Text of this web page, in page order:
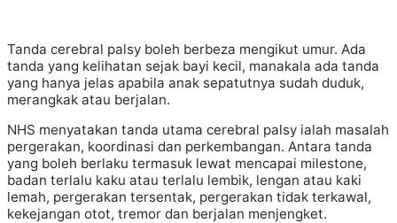
Tanda cerebral palsy boleh berbeza mengikut umur. Ada
tanda yang kelihatan sejak bayi kecil, manakala ada tanda
yang hanya jelas apabila anak sepatutnya sudah duduk,
merangkak atau berjalan.
NHS menyatakan tanda utama cerebral palsy ialah masalah
pergerakan, koordinasi dan perkembangan. Antara tanda
yang boleh berlaku termasuk lewat mencapai milestone,
badan terlalu kaku atau terlalu lembik, lengan atau kaki
lemah, pergerakan tersentak, pergerakan tidak terkawal,
kekejangan otot, tremor dan berjalan menjengket.